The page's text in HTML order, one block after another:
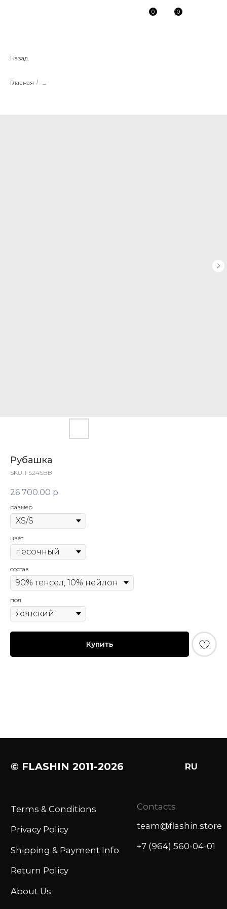
Назад
Главная / ...
Рубашка
SKU: FS24SBB
26 700.00 р.
размер
цвет
состав
пол
Купить
© FLASHIN 2011-2026
Terms & Conditions
Privacy Policy
Shipping & Payment Info
Return Policy
team@flashin.store
Contacts